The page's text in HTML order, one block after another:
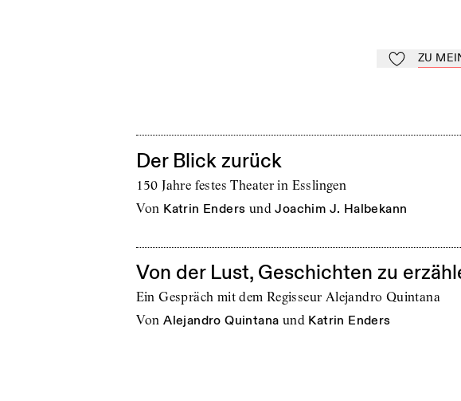
Zu Mein-TdZ
ZU
Der Blick zurück
150 Jahre festes Theater in Esslingen
von Katrin Enders und Joachim J. Halbekann
Von der Lust, Geschichten zu
Ein Gespräch mit dem Regisseur Alejandro Quintana
von Alejandro Quintana und Katrin Enders